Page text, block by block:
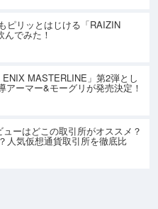
ピリッとはじける「RAIZIN
んでみた！
MASTERLINE」第2弾とし
アーマー&モーグリが発売決定！
ーはどこの取引所がオススメ？
人気仮想通貨取引所を徹底比